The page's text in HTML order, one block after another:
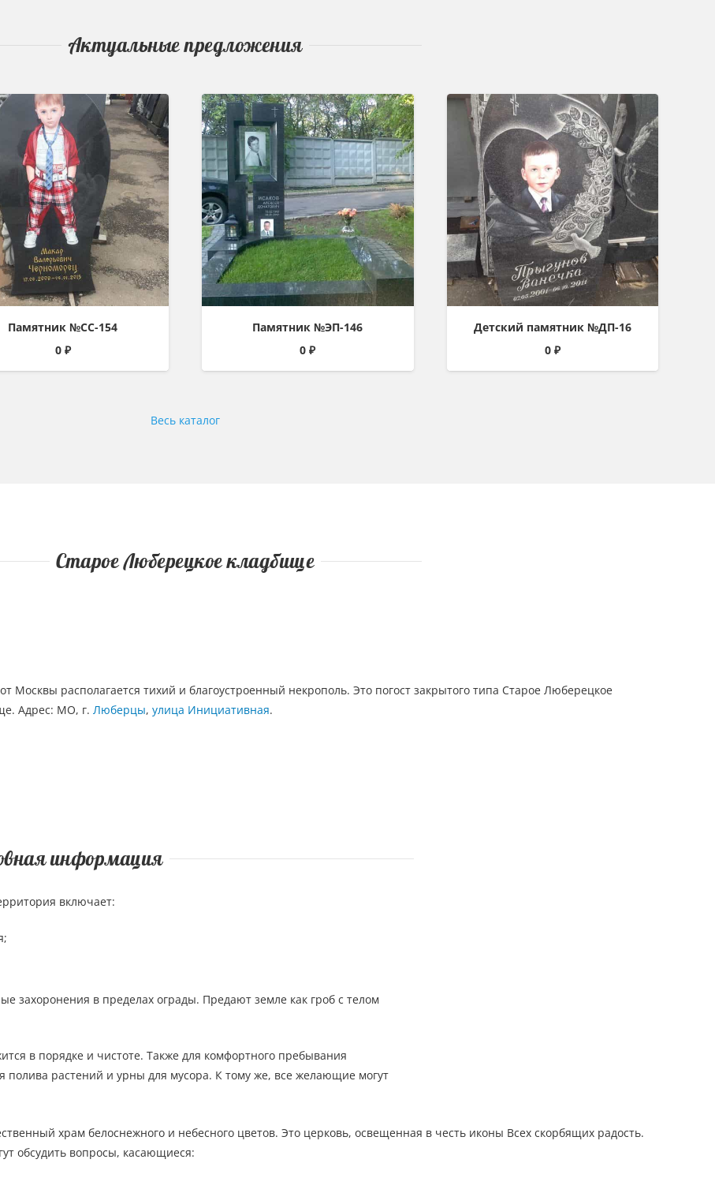
Актуальные предложения
Памятник №СС-154
0 ₽
Памятник №ЭП-146
0₽
Детский памятник №ДП-16
0 ₽
Весь каталог
Старое Люберецкое кладбище
Москвы располагается тихий и благоустроенный некрополь. Это погост закрытого типа Старое Люберецкое
Адрес: МО, г. Люберцы, улица Инициативная.
информация
включает:
захоронения в пределах ограды. Предают земле как гроб с телом
в порядке и чистоте. Также для комфортного пребывания
полива растений и урны для мусора. К тому же, все желающие могут
храм белоснежного и небесного цветов. Это церковь, освещенная в честь иконы Всех скорбящих радость.
обсудить вопросы, касающиеся: